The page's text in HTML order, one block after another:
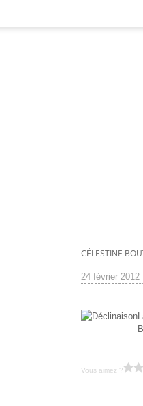
CÉLESTINE
24 février 2012
Vous aimez ?